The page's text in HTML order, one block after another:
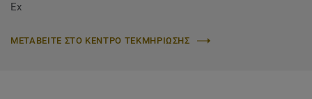
Ex
ΜΕΤΑΒΕΙΤΕ ΣΤΟ ΚΕΝΤΡΟ ΤΕΚΜΗΡΙΩΣΗΣ